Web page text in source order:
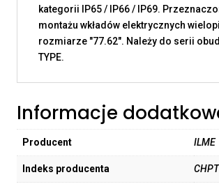
kategorii IP65 / IP66 / IP69.
montażu wkładów elektrycznych
rozmiarze "77.62". Należy do serii
TYPE.
Informacje
Producent ILME
Indeks producenta